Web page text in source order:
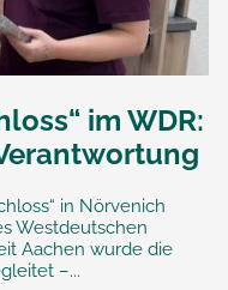
im WDR:
in Nörvenich
Westdeutschen
Aachen wurde die
–...